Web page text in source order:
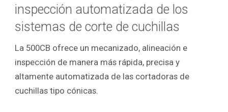
inspección automatizada de los
sistemas de corte de cuchillas
La 500CB ofrece un mecanizado, alineación e
inspección de manera más rápida, precisa y
altamente automatizada de las cortadoras de
cuchillas tipo cónicas.